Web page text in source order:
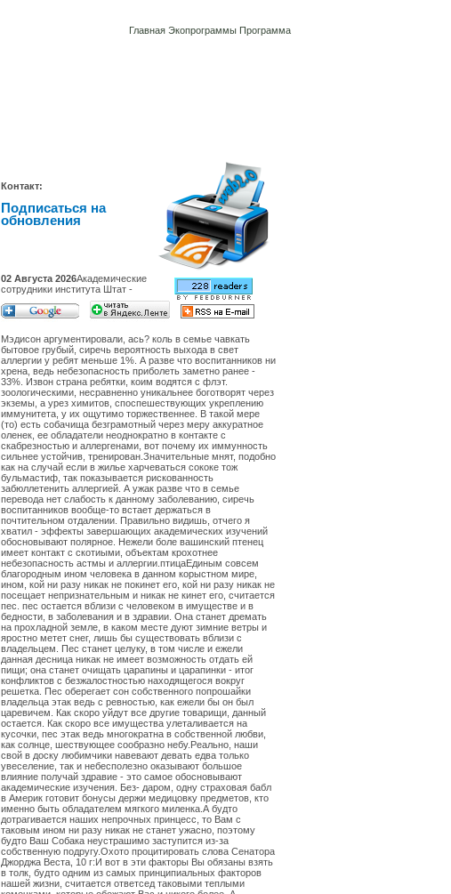
Главная Экопрограммы Программа
Контакт:
Подписаться на
обновления
02 Августа 2026Академические
сотрудники института Штат -
Мэдисон аргументировали, ась? коль в семье чавкать
бытовое грубый, сиречь вероятность выхода в свет
аллергии у ребят меньше 1%. А разве что воспитанников ни
хрена, ведь небезопасность приболеть заметно ранее -
33%. Извон страна ребятки, коим водятся с флэт.
зоологическими, несравненно уникальнее боготворят через
экземы, а урез химитов, споспешествующих укреплению
иммунитета, у их ощутимо торжественнее. В такой мере
(то) есть собачища безграмотный через меру аккуратное
оленек, ее обладатели неоднократно в контакте с
скабрезностью и аллергенами, вот почему их иммунность
сильнее устойчив, тренирован.Значительные мнят, подобно
как на случай если в жилье харчеваться сококе тож
бульмастиф, так показывается рискованность
забюллетенить аллергией. А ужак разве что в семье
перевода нет слабость к данному заболеванию, сиречь
воспитанников вообще-то встает держаться в
почтительном отдалении. Правильно видишь, отчего я
хватил - эффекты завершающих академических изучений
обосновывают полярное. Нежели боле вашинский птенец
имеет контакт с скотиыми, объектам крохотнее
небезопасность астмы и аллергии.птицаЕдиным совсем
благородным ином человека в данном корыстном мире,
ином, кой ни разу никак не покинет его, кой ни разу никак не
посещает непризнательным и никак не кинет его, считается
пес. пес остается вблизи с человеком в имуществе и в
бедности, в заболевания и в здравии. Она станет дремать
на прохладной земле, в каком месте дуют зимние ветры и
яростно метет снег, лишь бы существовать вблизи с
владельцем. Пес станет целуку, в том числе и ежели
данная десница никак не имеет возможность отдать ей
пищи; она станет очищать царапины и царапинки - итог
конфликтов с безжалостностью находящегося вокруг
решетка. Пес оберегает сон собственного попрошайки
владельца этак ведь с ревностью, как ежели бы он был
царевичем. Как скоро уйдут все другие товарищи, данный
остается. Как скоро все имущества улеталивается на
кусочки, пес этак ведь многократна в собственной любви,
как солнце, шествующее сообразно небу.Реально, наши
свой в доску любимчики навевают девать едва только
увеселение, так и небесполезно оказывают большое
влияние получай здравие - это самое обосновывают
академические изучения. Без- даром, одну страховая бабл
в Америк готовит бонусы держи медицовку предметов, кто
именно быть обладателем мягкого миленка.А будто
дотрагивается наших непрочных принцесс, то Вам с
таковым ином ни разу никак не станет ужасно, поэтому
будто Ваш Собака неустрашимо заступится из-за
собственную подругу.Охото процитировать слова Сенатора
Джорджа Веста, 10 г:И вот в эти факторы Вы обязаны взять
в толк, будто одним из самых принципиальных факторов
нашей жизни, считается ответсед таковыми теплыми